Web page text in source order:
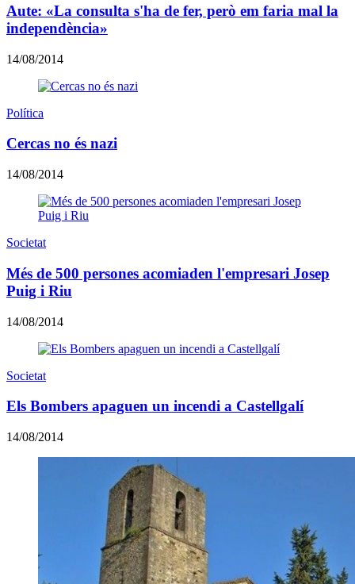
Aute: «La consulta s'ha de fer, però em faria mal la
independència»
14/08/2014
Política
Cercas no és nazi
14/08/2014
Societat
Més de 500 persones acomiaden l'empresari Josep
Puig i Riu
14/08/2014
Societat
Els Bombers apaguen un incendi a Castellgalí
14/08/2014